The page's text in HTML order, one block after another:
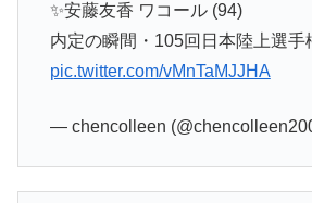
✨安藤友香 ワコール (94)
内定の瞬間・105回日本陸上選手
pic.twitter.com/vMnTaMJJHA
— chencolleen